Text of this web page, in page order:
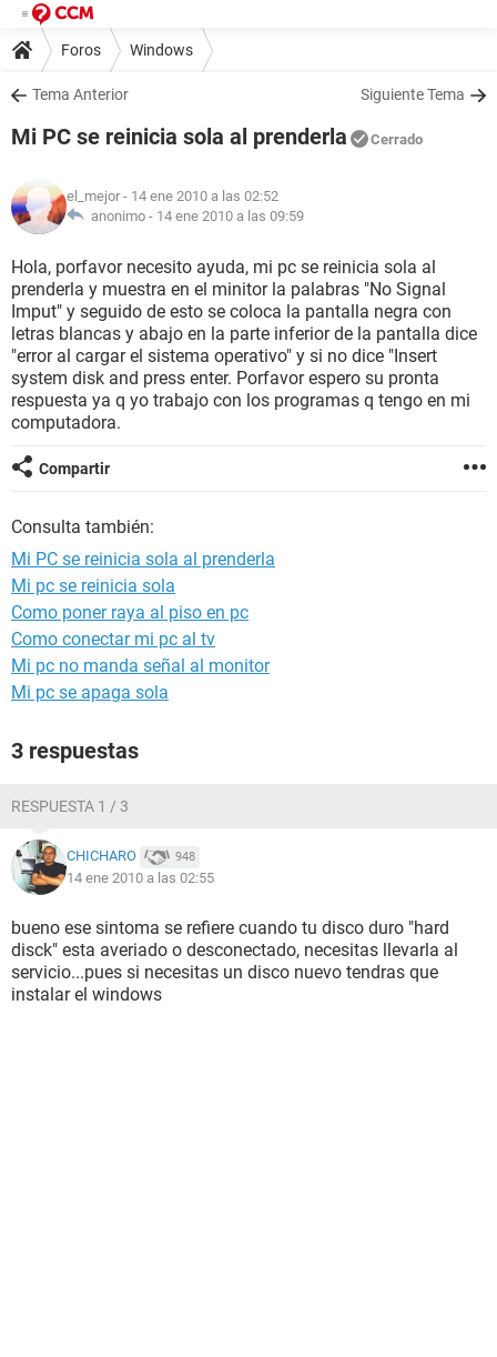
Foros Windows
Tema Anterior Siguiente Tema
Mi PC se reinicia sola al prenderla Cerrado
el_mejor - 14 ene 2010 a las 02:52
anonimo - 14 ene 2010 a las 09:59
Hola, porfavor necesito ayuda, mi pc se reinicia sola al
prenderla y muestra en el minitor la palabras "No Signal
Imput" y seguido de esto se coloca la pantalla negra con
letras blancas y abajo en la parte inferior de la pantalla dice
"error al cargar el sistema operativo" y si no dice "Insert
system disk and press enter. Porfavor espero su pronta
respuesta ya q yo trabajo con los programas q tengo en mi
computadora.
Compartir
Consulta también:
Mi PC se reinicia sola al prenderla
Mi pc se reinicia sola
Como poner raya al piso en pc
Como conectar mi pc al tv
Mi pc no manda señal al monitor
Mi pc se apaga sola
3 respuestas
RESPUESTA 1 / 3
CHICHARO 948
14 ene 2010 a las 02:55
bueno ese sintoma se refiere cuando tu disco duro "hard
disck" esta averiado o desconectado, necesitas llevarla al
servicio...pues si necesitas un disco nuevo tendras que
instalar el windows